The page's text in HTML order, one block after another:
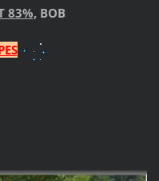
83%, BOB